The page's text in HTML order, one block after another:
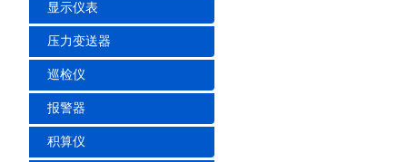
显示仪表
压力变送器
巡检仪
报警器
积算仪